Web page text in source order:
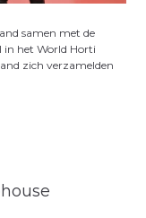
samen met de
in het World Horti
zich verzamelden